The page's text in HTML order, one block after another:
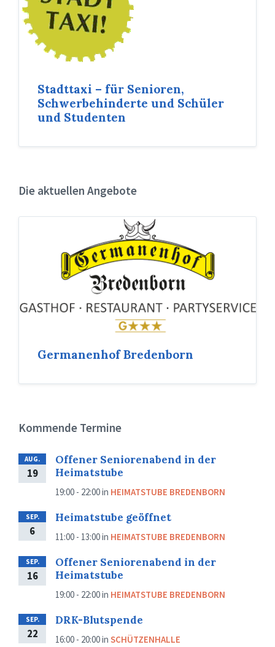
Stadttaxi – für Senioren,
Schwerbehinderte und Schüler
und Studenten
Die aktuellen Angebote
Germanenhof Bredenborn
Kommende Termine
AUG.
19
Offener Seniorenabend in der
Heimatstube
19:00 - 22:00in HEIMATSTUBE BREDENBORN
SEP.
6
Heimatstube geöffnet
11:00 - 13:00in HEIMATSTUBE BREDENBORN
SEP.
16
Offener Seniorenabend in der
Heimatstube
19:00 - 22:00in HEIMATSTUBE BREDENBORN
SEP.
22
DRK-Blutspende
16:00 - 20:00in SCHÜTZENHALLE